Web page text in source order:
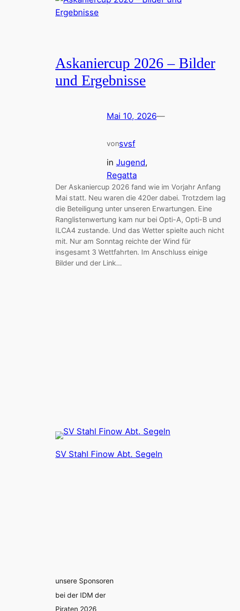
Askaniercup 2026 – Bilder
und Ergebnisse
Mai 10, 2026—
vonsvsf
in Jugend
Regatta
Der Askaniercup 2026 fand wie im Vorjahr Anfang
Mai statt. Neu waren die 420er dabei. Trotzdem lag
die Beteiligung unter unseren Erwartungen. Eine
Ranglistenwertung kam nur bei Opti-A, Opti-B und
ILCA4 zustande. Und das Wetter spielte auch nicht
mit. Nur am Sonntag reichte der Wind für
insgesamt 3 Wettfahrten. Im Anschluss einige
Bilder und der Link…
SV Stahl Finow Abt. Segeln
unsere Sponsoren
bei der IDM der
Piraten 2026